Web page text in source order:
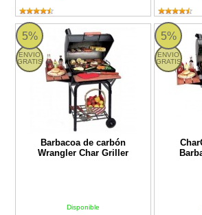
5%
ENVIO
GRATIS
Barbacoa de carbón
Wrangler Char Griller
Disponible
Barbacoa de carbón Wrangler Char Griller
5%
ENVIO
GRATIS